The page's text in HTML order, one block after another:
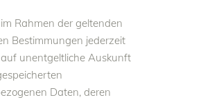
Rahmen der geltenden
Bestimmungen jederzeit
unentgeltliche Auskunft
Daten, deren